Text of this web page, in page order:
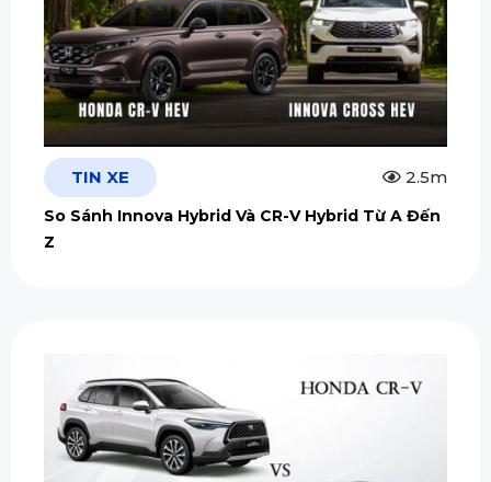
TIN XE 2.5m
So Sánh Innova Hybrid Và CR-V Hybrid Từ A Đến
Z